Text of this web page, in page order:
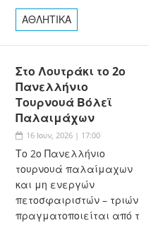
ΑΘΛΗΤΙΚΑ
Στο Λουτράκι το 2ο
Πανελλήνιο
Τουρνουά Βόλεϊ
Παλαιμάχων
16 Ιουν, 2026 | 17:00
Το 2ο Πανελλήνιο
τουρνουά παλαίμαχων
και μη ενεργών
πετοσφαιριστών – τριών
πραγματοποιείται από τ